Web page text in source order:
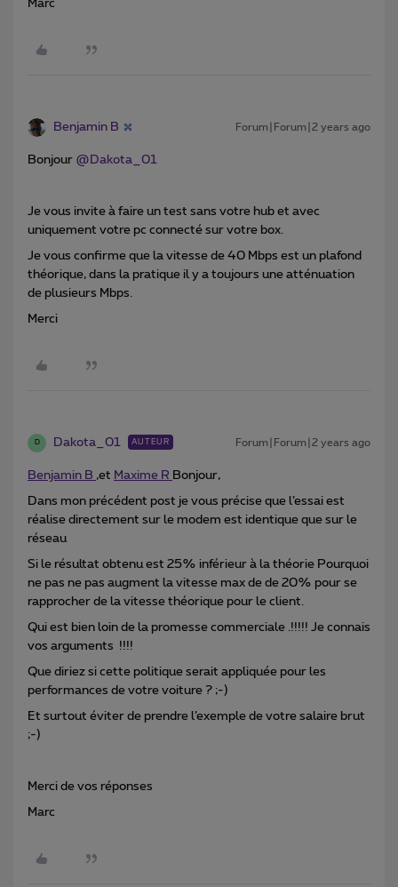
Marc
Benjamin B Forum|Forum|2 years ago
Bonjour @Dakota_01
Je vous invite à faire un test sans votre hub et avec
uniquement votre pc connecté sur votre box.
Je vous confirme que la vitesse de 40 Mbps est un plafond
théorique, dans la pratique il y a toujours une atténuation
de plusieurs Mbps.
Merci
D Dakota_01 AUTEUR Forum|Forum|2 years ago
Benjamin B ,et Maxime R Bonjour,
Dans mon précédent post je vous précise que l’essai est
réalise directement sur le modem est identique que sur le
réseau
Si le résultat obtenu est 25% inférieur à la théorie Pourquoi
ne pas ne pas augment la vitesse max de de 20% pour se
rapprocher de la vitesse théorique pour le client.
Qui est bien loin de la promesse commerciale .!!!!! Je connais
vos arguments !!!!
Que diriez si cette politique serait appliquée pour les
performances de votre voiture ? ;-)
Et surtout éviter de prendre l’exemple de votre salaire brut
;-)
Merci de vos réponses
Marc